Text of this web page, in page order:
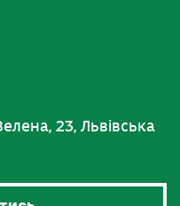
23, Львівська